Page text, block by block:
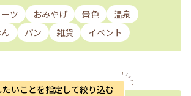
ツ おみやげ 景色
温泉
パン 雑貨 イベント
たいことを指定して絞り込む